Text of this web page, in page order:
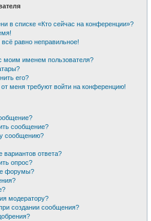
в списке «Кто сейчас на конференции»?
равно неправильное!
моим именем пользователя?
его?
меня требуют войти на конференцию!
сообщение?
сообщению?
ответа?
опрос?
форумы?
модератору?
создании сообщения?